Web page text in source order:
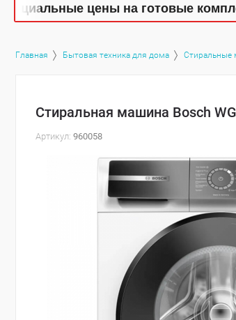
цены на готовые комплекты
Главная Бытовая техника для дома
Стиральная машина Bosch
Артикул: 960058